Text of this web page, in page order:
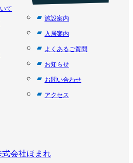
て
施設案内
入居案内
よくあるご質問
お知らせ
お問い合わせ
アクセス